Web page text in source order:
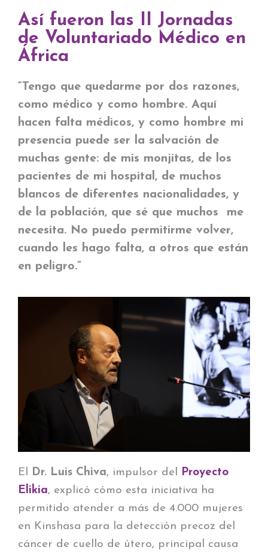
Así fueron las II Jornadas
de Voluntariado Médico en
África
“Tengo que quedarme por dos razones,
como médico y como hombre. Aquí
hacen falta médicos, y como hombre mi
presencia puede ser la salvación de
muchas gente: de mis monjitas, de los
pacientes de mi hospital, de muchos
blancos de diferentes nacionalidades, y
de la población, que sé que muchos me
necesita. No puedo permitirme volver,
cuando les hago falta, a otros que están
en peligro.”
El Dr. Luis Chiva, impulsor del
Proyecto
Elikia, explicó cómo esta iniciativa ha
permitido atender a más de 4.000 mujeres
en Kinshasa para la detección precoz del
cáncer de cuello de útero, principal causa